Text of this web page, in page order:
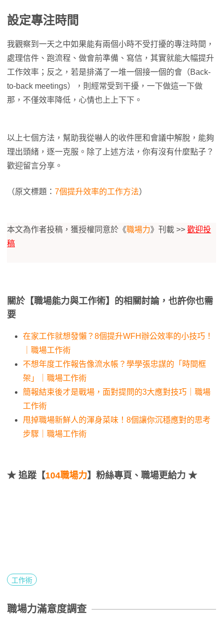
設定專注時間
我觀察到一天之中如果能有兩個小時不受打擾的專注時間，
處理信件、跑流程、做會前準備、寫信，其實就能大幅提升
工作效率；反之，若是排滿了一堆一個接一個的會（Back-
to-back meetings），則經常受到干擾，一下做這一下做
那，不僅效率降低，心情也上上下下。
以上七個方法，幫助我從嚇人的收件匣和會議中解脫，能夠
理出頭緒，逐一克服。除了上述方法，你有沒有什麼點子？
歡迎留言分享。
（原文標題： 7個提升效率的工作方法）
本文為作者投稿，獲授權同意於《職場力》刊載 >> 歡迎投
稿
關於【職場能力與工作術】的相關討論，也許你也需
要
在家工作就想發懶？8個提升WFH辦公效率的小技巧！
｜職場工作術
不想年度工作報告像流水帳？學學張忠謀的「時間框
架」｜職場工作術
簡報結束後才是戰場，面對提問的3大應對技巧｜職場
工作術
甩掉職場新鮮人的渾身菜味！8個讓你沉穩應對的思考
步驟｜職場工作術
★ 追蹤【104職場力】粉絲專頁、職場更給力 ★
工作術
職場力滿意度調查